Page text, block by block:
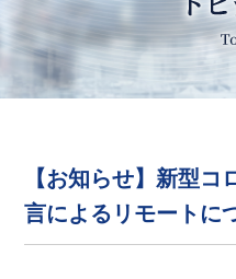
【お知らせ】新型
言によるリモートに